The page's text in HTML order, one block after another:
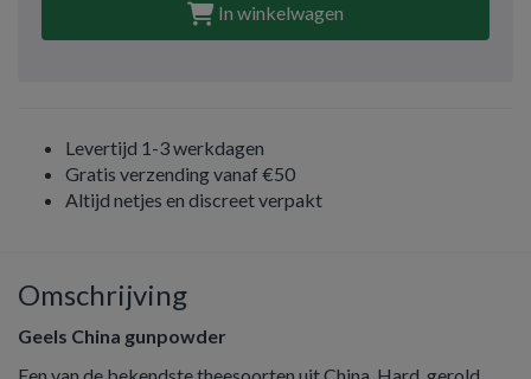
In winkelwagen
Levertijd 1-3 werkdagen
Gratis verzending vanaf €50
Altijd netjes en discreet verpakt
Omschrijving
Geels China gunpowder